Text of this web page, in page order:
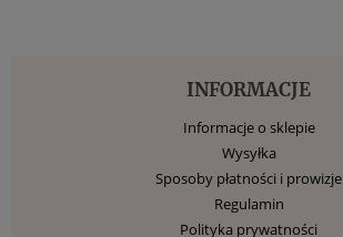
INFORMACJE
Informacje o sklepie
Wysyłka
Sposoby płatności i prowizje
Regulamin
Polityka prywatności